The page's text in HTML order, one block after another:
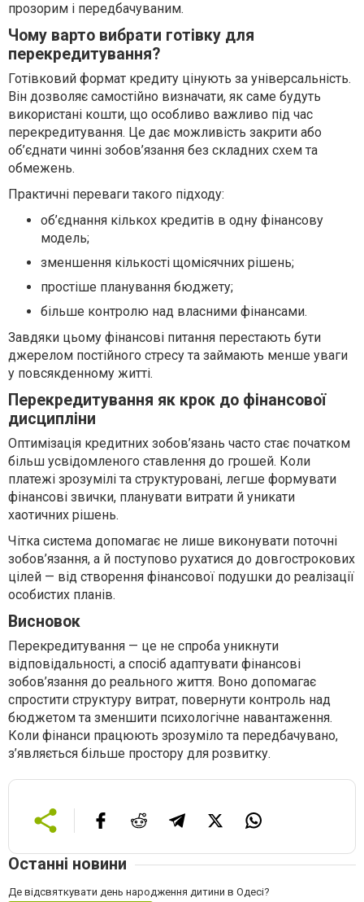
прозорим і передбачуваним.
Чому варто вибрати готівку для
перекредитування?
Готівковий формат кредиту цінують за універсальність.
Він дозволяє самостійно визначати, як саме будуть
використані кошти, що особливо важливо під час
перекредитування. Це дає можливість закрити або
об’єднати чинні зобов’язання без складних схем та
обмежень.
Практичні переваги такого підходу:
об’єднання кількох кредитів в одну фінансову
модель;
зменшення кількості щомісячних рішень;
простіше планування бюджету;
більше контролю над власними фінансами.
Завдяки цьому фінансові питання перестають бути
джерелом постійного стресу та займають менше уваги
у повсякденному житті.
Перекредитування як крок до фінансової
дисципліни
Оптимізація кредитних зобов’язань часто стає початком
більш усвідомленого ставлення до грошей. Коли
платежі зрозумілі та структуровані, легше формувати
фінансові звички, планувати витрати й уникати
хаотичних рішень.
Чітка система допомагає не лише виконувати поточні
зобов’язання, а й поступово рухатися до довгострокових
цілей — від створення фінансової подушки до реалізації
особистих планів.
Висновок
Перекредитування — це не спроба уникнути
відповідальності, а спосіб адаптувати фінансові
зобов’язання до реального життя. Воно допомагає
спростити структуру витрат, повернути контроль над
бюджетом та зменшити психологічне навантаження.
Коли фінанси працюють зрозуміло та передбачувано,
з’являється більше простору для розвитку.
Останні новини
Де відсвяткувати день народження дитини в Одесі?